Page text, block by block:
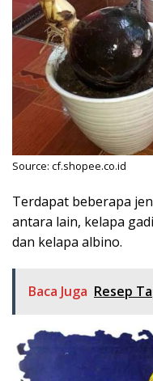
Source: cf.shopee.co.id
Terdapat beberapa
antara lain, kelapa
dan kelapa albino.
Baca Juga Resep